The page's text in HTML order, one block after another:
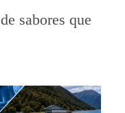
sabores que